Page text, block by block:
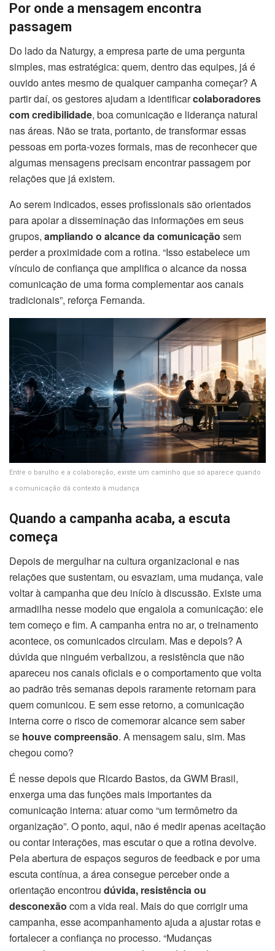
Por onde a mensagem encontra
passagem
Do lado da Naturgy, a empresa parte de uma pergunta
simples, mas estratégica: quem, dentro das equipes, já é
ouvido antes mesmo de qualquer campanha começar? A
partir daí, os gestores ajudam a identificarcolaboradores
com credibilidade, boa comunicação e liderança natural
nas áreas. Não se trata, portanto, de transformar essas
pessoas em porta-vozes formais, mas de reconhecer que
algumas mensagens precisam encontrar passagem por
relações que já existem.
Ao serem indicados, esses profissionais são orientados
para apoiar a disseminação das informações em seus
grupos, ampliando o alcance da comunicação sem
perder a proximidade com a rotina. “Isso estabelece um
vínculo de confiança que amplifica o alcance da nossa
comunicação de uma forma complementar aos canais
tradicionais”, reforça Fernanda.
Entre o barulho e a colaboração, existe um caminho que só aparece quando
a comunicação dá contexto à mudança
Quando a campanha acaba, a escuta
começa
Depois de mergulhar na cultura organizacional e nas
relações que sustentam, ou esvaziam, uma mudança, vale
voltar à campanha que deu início à discussão. Existe uma
armadilha nesse modelo que engaiola a comunicação: ele
tem começo e fim. A campanha entra no ar, o treinamento
acontece, os comunicados circulam. Mas e depois? A
dúvida que ninguém verbalizou, a resistência que não
apareceu nos canais oficiais e o comportamento que volta
ao padrão três semanas depois raramente retornam para
quem comunicou. E sem esse retorno, a comunicação
interna corre o risco de comemorar alcance sem saber
se houve compreensão. A mensagem saiu, sim. Mas
chegou como?
É nesse depois que Ricardo Bastos, da GWM Brasil,
enxerga uma das funções mais importantes da
comunicação interna: atuar como “um termômetro da
organização”. O ponto, aqui, não é medir apenas aceitação
ou contar interações, mas escutar o que a rotina devolve.
Pela abertura de espaços seguros de feedback e por uma
escuta contínua, a área consegue perceber onde a
orientação encontrou dúvida, resistência ou
desconexão com a vida real. Mais do que corrigir uma
campanha, esse acompanhamento ajuda a ajustar rotas e
fortalecer a confiança no processo. “Mudanças